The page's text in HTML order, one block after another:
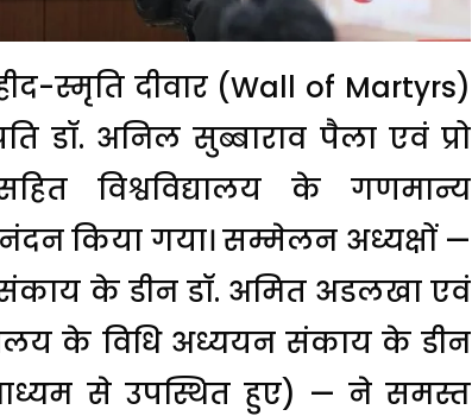
स्मृति दीवार (Wall of Martyrs)
डॉ. अनिल सुब्बाराव पैला एवं प्रो
विश्वविद्यालय के गणमान्य
किया गया। सम्मेलन अध्यक्षों —
संकाय के डीन डॉ. अमित अडलखा एवं
के विधि अध्ययन संकाय के डीन
से उपस्थित हुए) — ने समस्त